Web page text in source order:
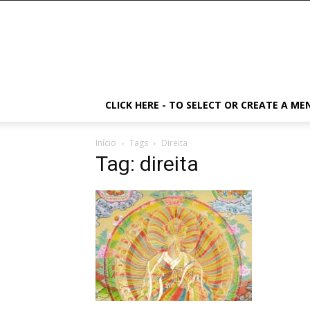
CLICK HERE - TO SELECT OR CREATE A
Início Tags Direita
Tag: direita